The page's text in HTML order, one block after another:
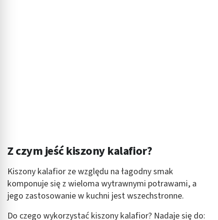
Z czym jeść kiszony kalafior?
Kiszony kalafior ze względu na łagodny smak
komponuje się z wieloma wytrawnymi potrawami, a
jego zastosowanie w kuchni jest wszechstronne.
Do czego wykorzystać kiszony kalafior? Nadaje się do: